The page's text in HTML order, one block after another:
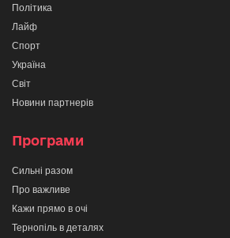
Політика
Лайф
Спорт
Україна
Світ
Новини партнерів
Програми
Сильні разом
Про важливе
Кажи прямо в очі
Тернопіль в деталях